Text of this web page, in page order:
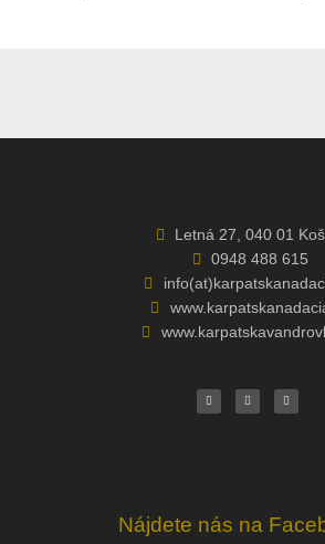
Letná 27, 040 01
0948 488 615
c
e
b
u
t
u
v
e
l
Nájdete nás na